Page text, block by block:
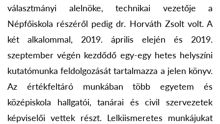
választmányi alelnöke, technikai vezetője a
Népfőiskola részéről pedig dr. Horváth Zsolt volt. A
két alkalommal, 2019. április elején és 2019.
szeptember végén kezdődő egy-egy hetes helyszíni
kutatómunka feldolgozását tartalmazza a jelen könyv.
Az értékfeltáró munkában több egyetem és
középiskola hallgatói, tanárai és civil szervezetek
képviselői vettek részt. Lelkiismeretes munkájukat